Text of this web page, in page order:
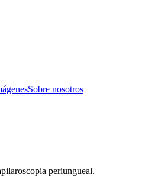
Sobre nosotros
periungueal.